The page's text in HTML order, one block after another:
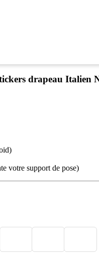
drapeau Italien
votre support de pose)